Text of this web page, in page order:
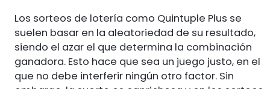
Los sorteos de lotería como Quintuple Plus se
suelen basar en la aleatoriedad de su resultado,
siendo el azar el que determina la combinación
ganadora. Esto hace que sea un juego justo, en el
que no debe interferir ningún otro factor. Sin